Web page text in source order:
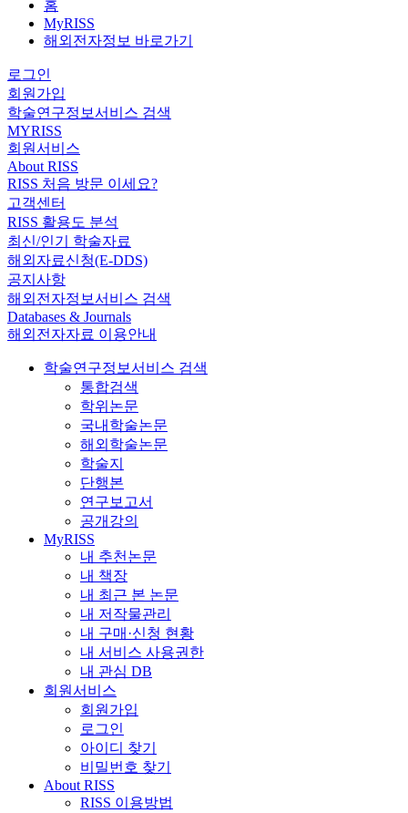
홈
MyRISS
해외전자정보 바로가기
로그인
회원가입
학술연구정보서비스 검색
MYRISS
회원서비스
About RISS
RISS 처음 방문 이세요?
고객센터
RISS 활용도 분석
최신/인기 학술자료
해외자료신청(E-DDS)
공지사항
해외전자정보서비스 검색
Databases & Journals
해외전자자료 이용안내
학술연구정보서비스 검색
통합검색
학위논문
국내학술논문
해외학술논문
학술지
단행본
연구보고서
공개강의
MyRISS
내 추천논문
내 책장
내 최근 본 논문
내 저작물관리
내 구매·신청 현황
내 서비스 사용권한
내 관심 DB
회원서비스
회원가입
로그인
아이디 찾기
비밀번호 찾기
About RISS
RISS 이용방법